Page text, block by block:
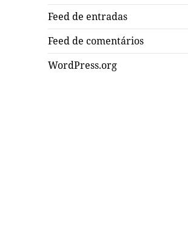
Feed de entradas
Feed de comentários
WordPress.org